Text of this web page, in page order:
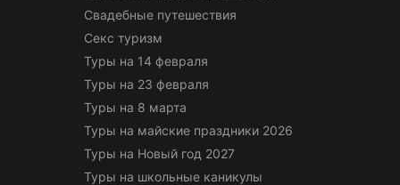
Свадебные путешествия
Секс туризм
Туры на 14 февраля
Туры на 23 февраля
Туры на 8 марта
Туры на майские праздники 2026
Туры на Новый год 2027
Туры на школьные каникулы